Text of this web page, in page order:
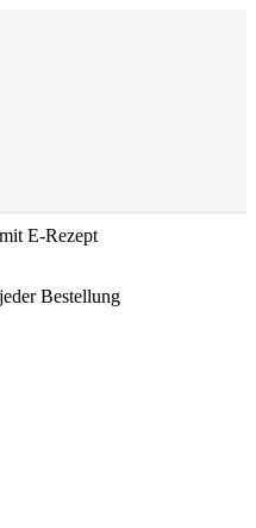
E-Rezept
Bestellung